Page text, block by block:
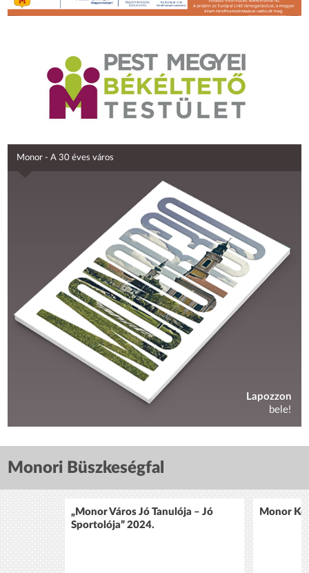
Monor - A 30 éves város
Lapozzon
bele!
Monori Büszkeségfal
„Monor Város Jó Tanulója – Jó
Sportolója” 2024.
Monor